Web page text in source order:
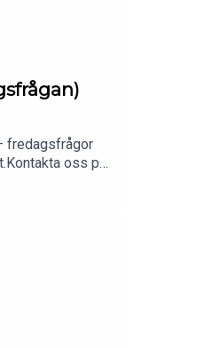
fredagsfrågor
oss på